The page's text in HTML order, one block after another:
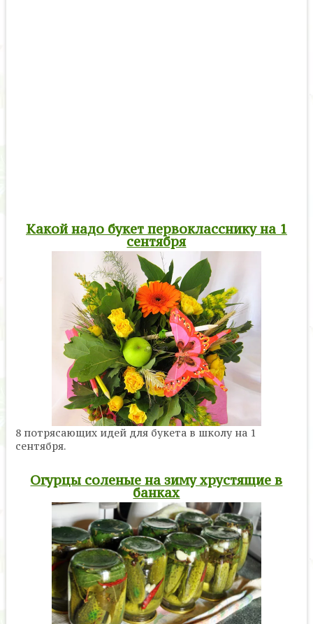
Какой надо букет первокласснику на 1
сентября
8 потрясающих идей для букета в школу на 1
сентября.
Огурцы соленые на зиму хрустящие в
банках